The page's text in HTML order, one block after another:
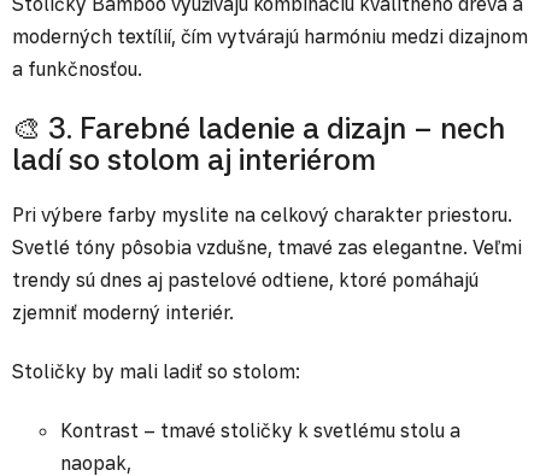
moderných textílií, čím vytvárajú harmóniu medzi dizajnom
a funkčnosťou.
🎨 3. Farebné ladenie a dizajn – nech
ladí so stolom aj interiérom
Pri výbere farby myslite na celkový charakter priestoru.
Svetlé tóny pôsobia vzdušne, tmavé zas elegantne. Veľmi
trendy sú dnes aj pastelové odtiene, ktoré pomáhajú
zjemniť moderný interiér.
Stoličky by mali ladiť so stolom:
Kontrast – tmavé stoličky k svetlému stolu a
naopak,